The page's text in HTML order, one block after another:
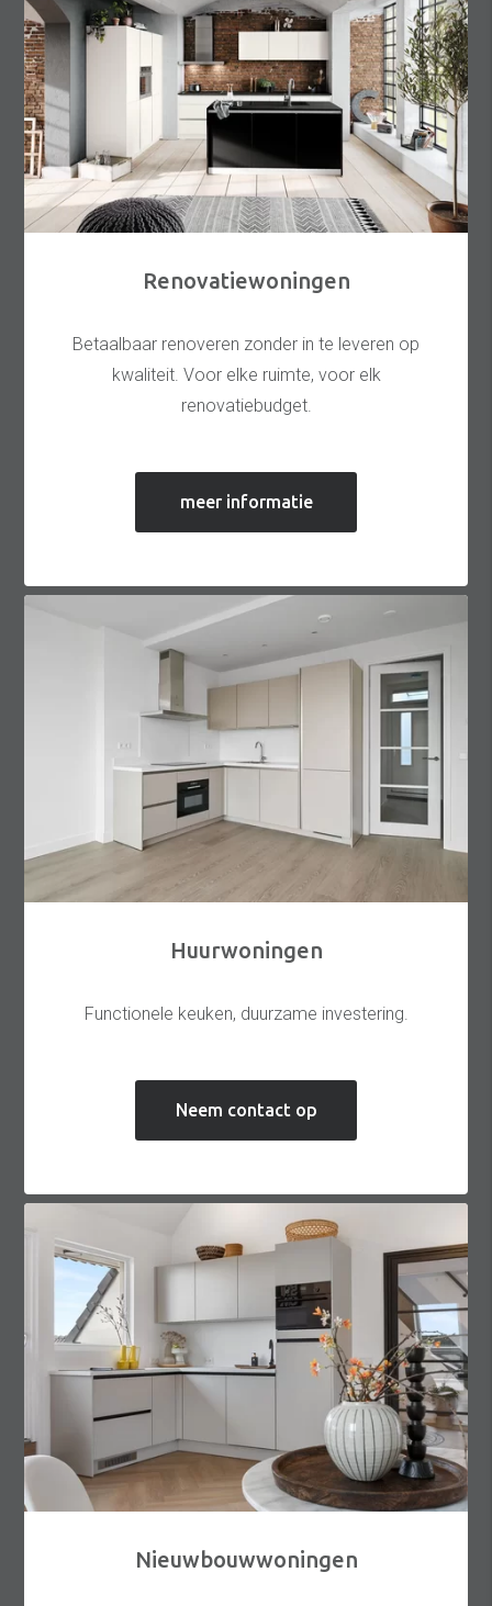
Renovatiewoningen
Betaalbaar renoveren zonder in te leveren op
kwaliteit. Voor elke ruimte, voor elk
renovatiebudget.
meer informatie
Huurwoningen
Functionele keuken, duurzame investering.
Neem contact op
Nieuwbouwwoningen